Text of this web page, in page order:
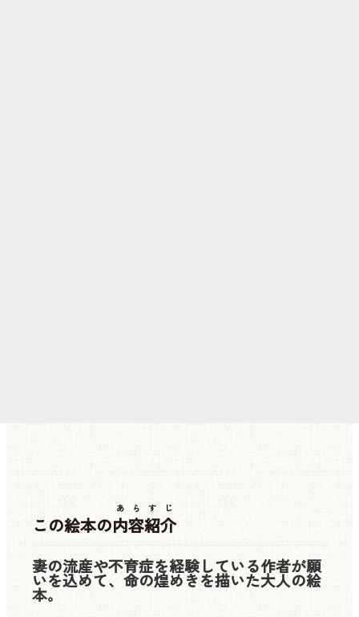
この絵本の内容紹介
あらすじ
妻の流産や不育症を経験している作者が願
いを込めて、命の煌めきを描いた大人の絵
本。